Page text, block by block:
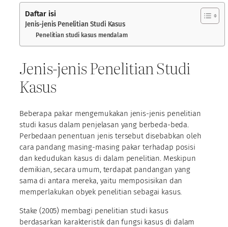
Daftar isi
Jenis-jenis Penelitian Studi Kasus
Penelitian studi kasus mendalam
Jenis-jenis Penelitian Studi
Kasus
Beberapa pakar mengemukakan jenis-jenis penelitian
studi kasus dalam penjelasan yang berbeda-beda.
Perbedaan penentuan jenis tersebut disebabkan oleh
cara pandang masing-masing pakar terhadap posisi
dan kedudukan kasus di dalam penelitian. Meskipun
demikian, secara umum, terdapat pandangan yang
sama di antara mereka, yaitu memposisikan dan
memperlakukan obyek penelitian sebagai kasus.
Stake (2005) membagi penelitian studi kasus
berdasarkan karakteristik dan fungsi kasus di dalam